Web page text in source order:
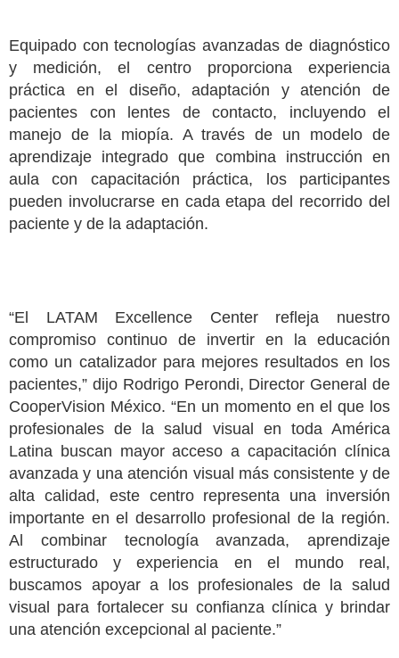
Equipado con tecnologías avanzadas de diagnóstico
y medición, el centro proporciona experiencia
práctica en el diseño, adaptación y atención de
pacientes con lentes de contacto, incluyendo el
manejo de la miopía. A través de un modelo de
aprendizaje integrado que combina instrucción en
aula con capacitación práctica, los participantes
pueden involucrarse en cada etapa del recorrido del
paciente y de la adaptación.
“El LATAM Excellence Center refleja nuestro
compromiso continuo de invertir en la educación
como un catalizador para mejores resultados en los
pacientes,” dijo Rodrigo Perondi, Director General de
CooperVision México. “En un momento en el que los
profesionales de la salud visual en toda América
Latina buscan mayor acceso a capacitación clínica
avanzada y una atención visual más consistente y de
alta calidad, este centro representa una inversión
importante en el desarrollo profesional de la región.
Al combinar tecnología avanzada, aprendizaje
estructurado y experiencia en el mundo real,
buscamos apoyar a los profesionales de la salud
visual para fortalecer su confianza clínica y brindar
una atención excepcional al paciente.”